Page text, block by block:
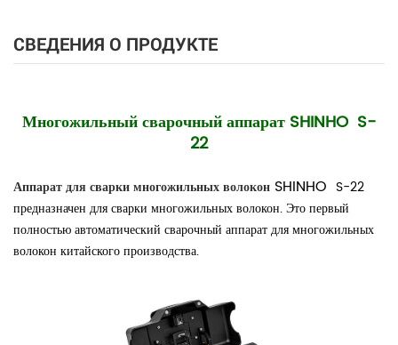
СВЕДЕНИЯ О ПРОДУКТЕ
Многожильный сварочный аппарат SHINHO S-
22
Аппарат для сварки многожильных волокон SHINHO S-22
предназначен для сварки многожильных волокон. Это первый
полностью автоматический сварочный аппарат для многожильных
волокон китайского производства.